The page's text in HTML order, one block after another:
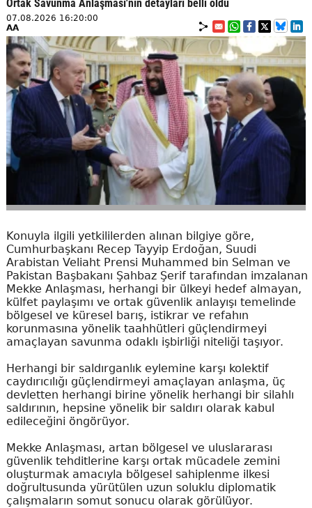
Ortak Savunma Anlaşması'nın detayları belli oldu
07.08.2026 16:20:00
AA
Konuyla ilgili yetkililerden alınan bilgiye göre,
Cumhurbaşkanı Recep Tayyip Erdoğan, Suudi
Arabistan Veliaht Prensi Muhammed bin Selman ve
Pakistan Başbakanı Şahbaz Şerif tarafından imzalanan
Mekke Anlaşması, herhangi bir ülkeyi hedef almayan,
külfet paylaşımı ve ortak güvenlik anlayışı temelinde
bölgesel ve küresel barış, istikrar ve refahın
korunmasına yönelik taahhütleri güçlendirmeyi
amaçlayan savunma odaklı işbirliği niteliği taşıyor.
Herhangi bir saldırganlık eylemine karşı kolektif
caydırıcılığı güçlendirmeyi amaçlayan anlaşma, üç
devletten herhangi birine yönelik herhangi bir silahlı
saldırının, hepsine yönelik bir saldırı olarak kabul
edileceğini öngörüyor.
Mekke Anlaşması, artan bölgesel ve uluslararası
güvenlik tehditlerine karşı ortak mücadele zemini
oluşturmak amacıyla bölgesel sahiplenme ilkesi
doğrultusunda yürütülen uzun soluklu diplomatik
çalışmaların somut sonucu olarak görülüyor.